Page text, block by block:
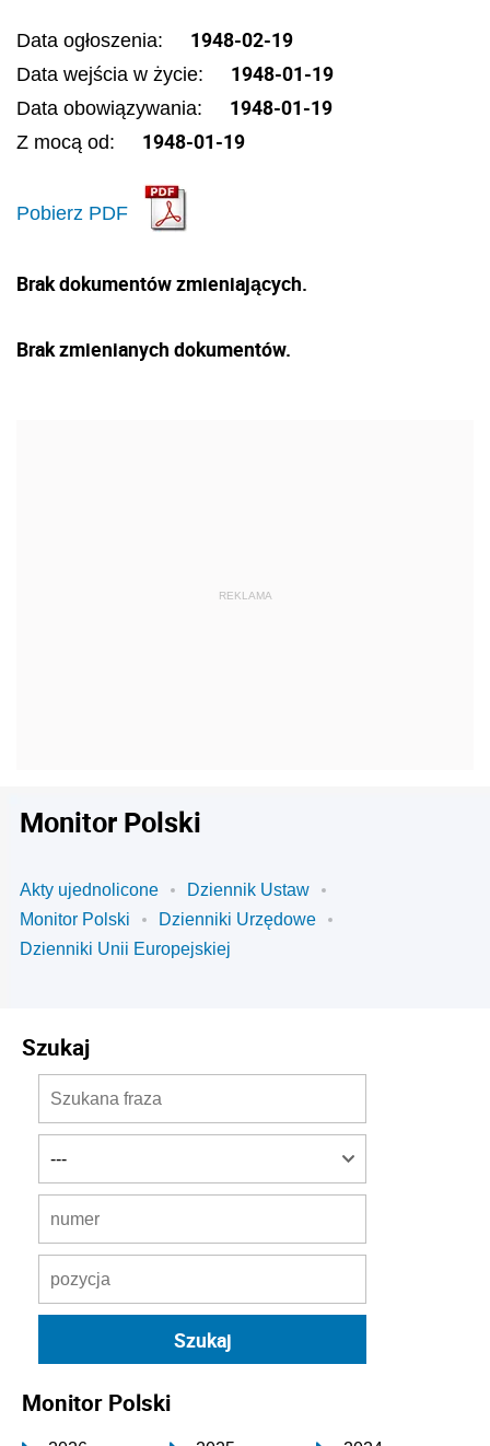
Data ogłoszenia: 1948-02-19
Data wejścia w życie: 1948-01-19
Data obowiązywania: 1948-01-19
Z mocą od: 1948-01-19
Pobierz PDF
Brak dokumentów zmieniających.
Brak zmienianych dokumentów.
Monitor Polski
Akty ujednolicone
Dziennik Ustaw
Monitor Polski
Dzienniki Urzędowe
Dzienniki Unii Europejskiej
Szukaj
Monitor Polski